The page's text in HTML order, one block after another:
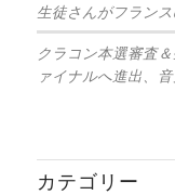
生徒さんがフラン
クラコン本選審査
ァイナルへ進出、
カテゴリー